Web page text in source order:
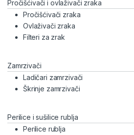
Pročišćivači i ovlaživači zraka
Pročišćivači zraka
Ovlaživači zraka
Filteri za zrak
Zamrzivači
Ladičari zamrzivači
Škrinje zamrzivači
Perilice i sušilice rublja
Perilice rublja